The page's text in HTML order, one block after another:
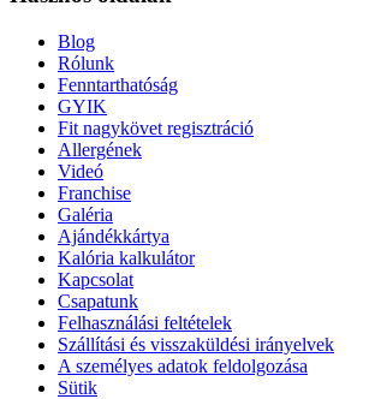
Blog
Rólunk
Fenntarthatóság
GYIK
Fit nagykövet regisztráció
Allergének
Videó
Franchise
Galéria
Ajándékkártya
Kalória kalkulátor
Kapcsolat
Csapatunk
Felhasználási feltételek
Szállítási és visszaküldési irányelvek
A személyes adatok feldolgozása
Sütik